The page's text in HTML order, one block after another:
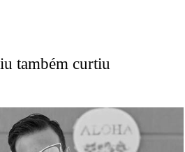
também curtiu